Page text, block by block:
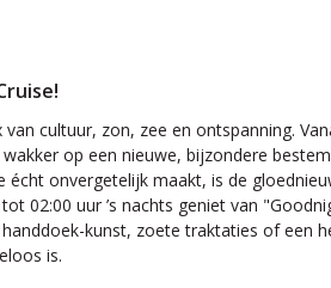
cultuur, zon, zee en ontspanning.
op een nieuwe, bijzondere
onvergetelijk maakt, is de
02:00 uur ’s nachts geniet van
kunst, zoete traktaties of een
is.